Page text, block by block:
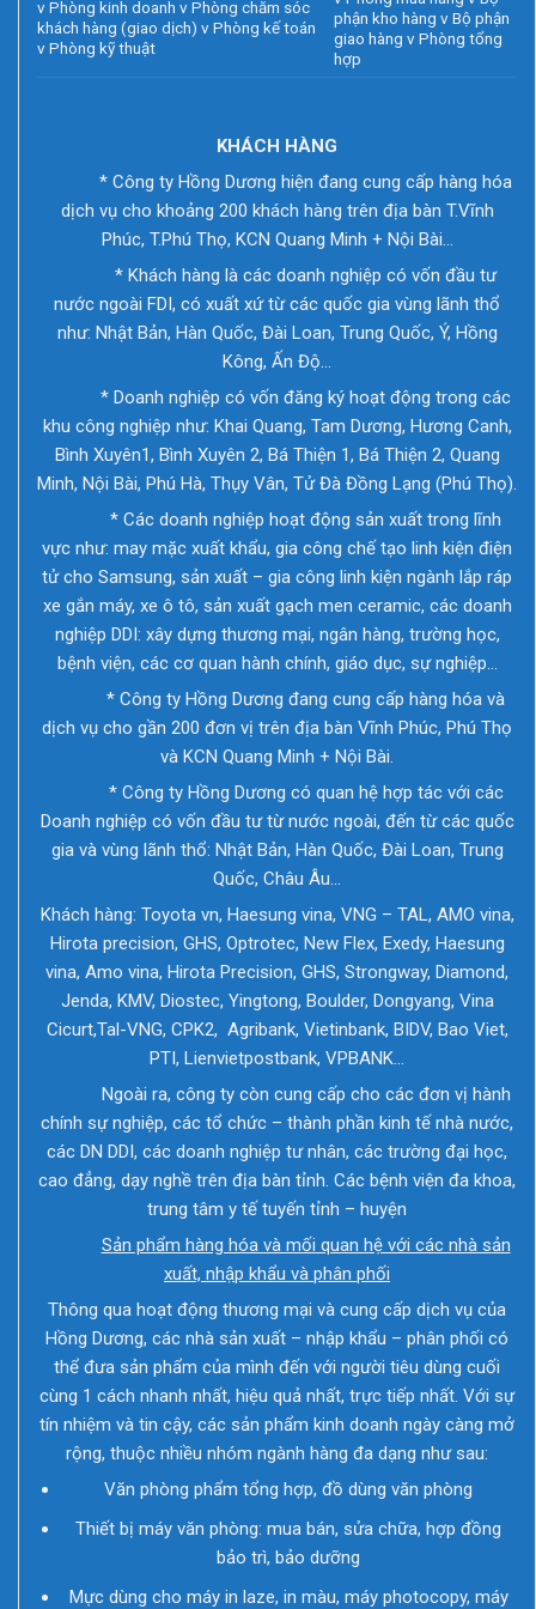
v Phòng kinh doanh v Phòng chăm sóc
khách hàng (giao dịch) v Phòng kế toán
v Phòng kỹ thuật
phận kho hàng v Bộ phận
giao hàng v Phòng tổng
hợp
KHÁCH HÀNG
* Công ty Hồng Dương hiện đang cung cấp hàng hóa
dịch vụ cho khoảng 200 khách hàng trên địa bàn T.Vĩnh
Phúc, T.Phú Thọ, KCN Quang Minh + Nội Bài…
* Khách hàng là các doanh nghiệp có vốn đầu tư
nước ngoài FDI, có xuất xứ từ các quốc gia vùng lãnh thổ
như: Nhật Bản, Hàn Quốc, Đài Loan, Trung Quốc, Ý, Hồng
Kông, Ấn Độ…
* Doanh nghiệp có vốn đăng ký hoạt động trong các
khu công nghiệp như: Khai Quang, Tam Dương, Hương Canh,
Bình Xuyên1, Bình Xuyên 2, Bá Thiện 1, Bá Thiện 2, Quang
Minh, Nội Bài, Phú Hà, Thụy Vân, Tử Đà Đồng Lạng (Phú Thọ).
* Các doanh nghiệp hoạt động sản xuất trong lĩnh
vực như: may mặc xuất khẩu, gia công chế tạo linh kiện điện
tử cho Samsung, sản xuất – gia công linh kiện ngành lắp ráp
xe gắn máy, xe ô tô, sản xuất gạch men ceramic, các doanh
nghiệp DDI: xây dựng thương mại, ngân hàng, trường học,
bệnh viện, các cơ quan hành chính, giáo dục, sự nghiệp…
* Công ty Hồng Dương đang cung cấp hàng hóa và
dịch vụ cho gần 200 đơn vị trên địa bàn Vĩnh Phúc, Phú Thọ
và KCN Quang Minh + Nội Bài.
* Công ty Hồng Dương có quan hệ hợp tác với các
Doanh nghiệp có vốn đầu tư từ nước ngoài, đến từ các quốc
gia và vùng lãnh thổ: Nhật Bản, Hàn Quốc, Đài Loan, Trung
Quốc, Châu Âu…
Khách hàng: Toyota vn, Haesung vina, VNG – TAL, AMO vina,
Hirota precision, GHS, Optrotec, New Flex, Exedy, Haesung
vina, Amo vina, Hirota Precision, GHS, Strongway, Diamond,
Jenda, KMV, Diostec, Yingtong, Boulder, Dongyang, Vina
Cicurt,Tal-VNG, CPK2, Agribank, Vietinbank, BIDV, Bao Viet,
PTI, Lienvietpostbank, VPBANK…
Ngoài ra, công ty còn cung cấp cho các đơn vị hành
chính sự nghiệp, các tổ chức – thành phần kinh tế nhà nước,
các DN DDI, các doanh nghiệp tư nhân, các trường đại học,
cao đẳng, dạy nghề trên địa bàn tỉnh. Các bệnh viện đa khoa,
trung tâm y tế tuyến tỉnh – huyện
Sản phẩm hàng hóa và mối quan hệ với các nhà sản
xuất, nhập khẩu và phân phối
Thông qua hoạt động thương mại và cung cấp dịch vụ của
Hồng Dương, các nhà sản xuất – nhập khẩu – phân phối có
thể đưa sản phẩm của mình đến với người tiêu dùng cuối
cùng 1 cách nhanh nhất, hiệu quả nhất, trực tiếp nhất. Với sự
tín nhiệm và tin cậy, các sản phẩm kinh doanh ngày càng mở
rộng, thuộc nhiều nhóm ngành hàng đa dạng như sau:
Văn phòng phẩm tổng hợp, đồ dùng văn phòng
Thiết bị máy văn phòng: mua bán, sửa chữa, hợp đồng
bảo trì, bảo dưỡng
Mực dùng cho máy in laze, in màu, máy photocopy, máy